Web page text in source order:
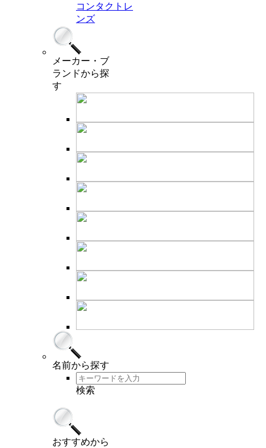
コンタクトレ
ンズ
メーカー・ブ
ランドから探
す
名前から探す
検索
おすすめから